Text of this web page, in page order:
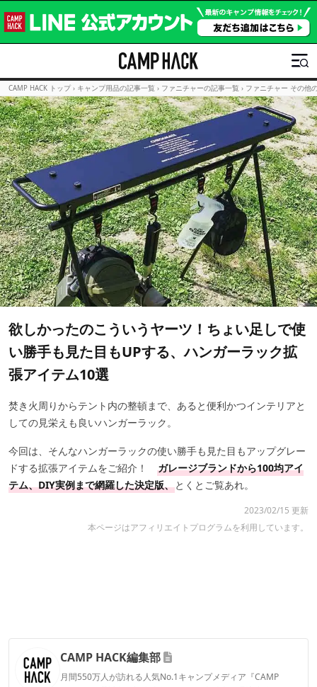
CAMP HACK トップ › キャンプ用品の記事一覧 › ファニチャーの記事一覧 › ファニチャー その他
欲しかったのこういうヤーツ！ちょい足しで使
い勝手も見た目もUPする、ハンガーラック拡
張アイテム10選
焚き火周りからテント内の整頓まで、あると便利かつインテリアと
しての見栄えも良いハンガーラック。
今回は、そんなハンガーラックの使い勝手も見た目もアップグレー
ドする拡張アイテムをご紹介！ ガレージブランドから100均アイ
テム、DIY実例まで網羅した決定版、とくとご覧あれ。
2023/02/15 更新
本ページはアフィリエイトプログラムを利用しています。
CAMP HACK編集部
月間550万人が訪れる人気No.1キャンプメディア『CAMP